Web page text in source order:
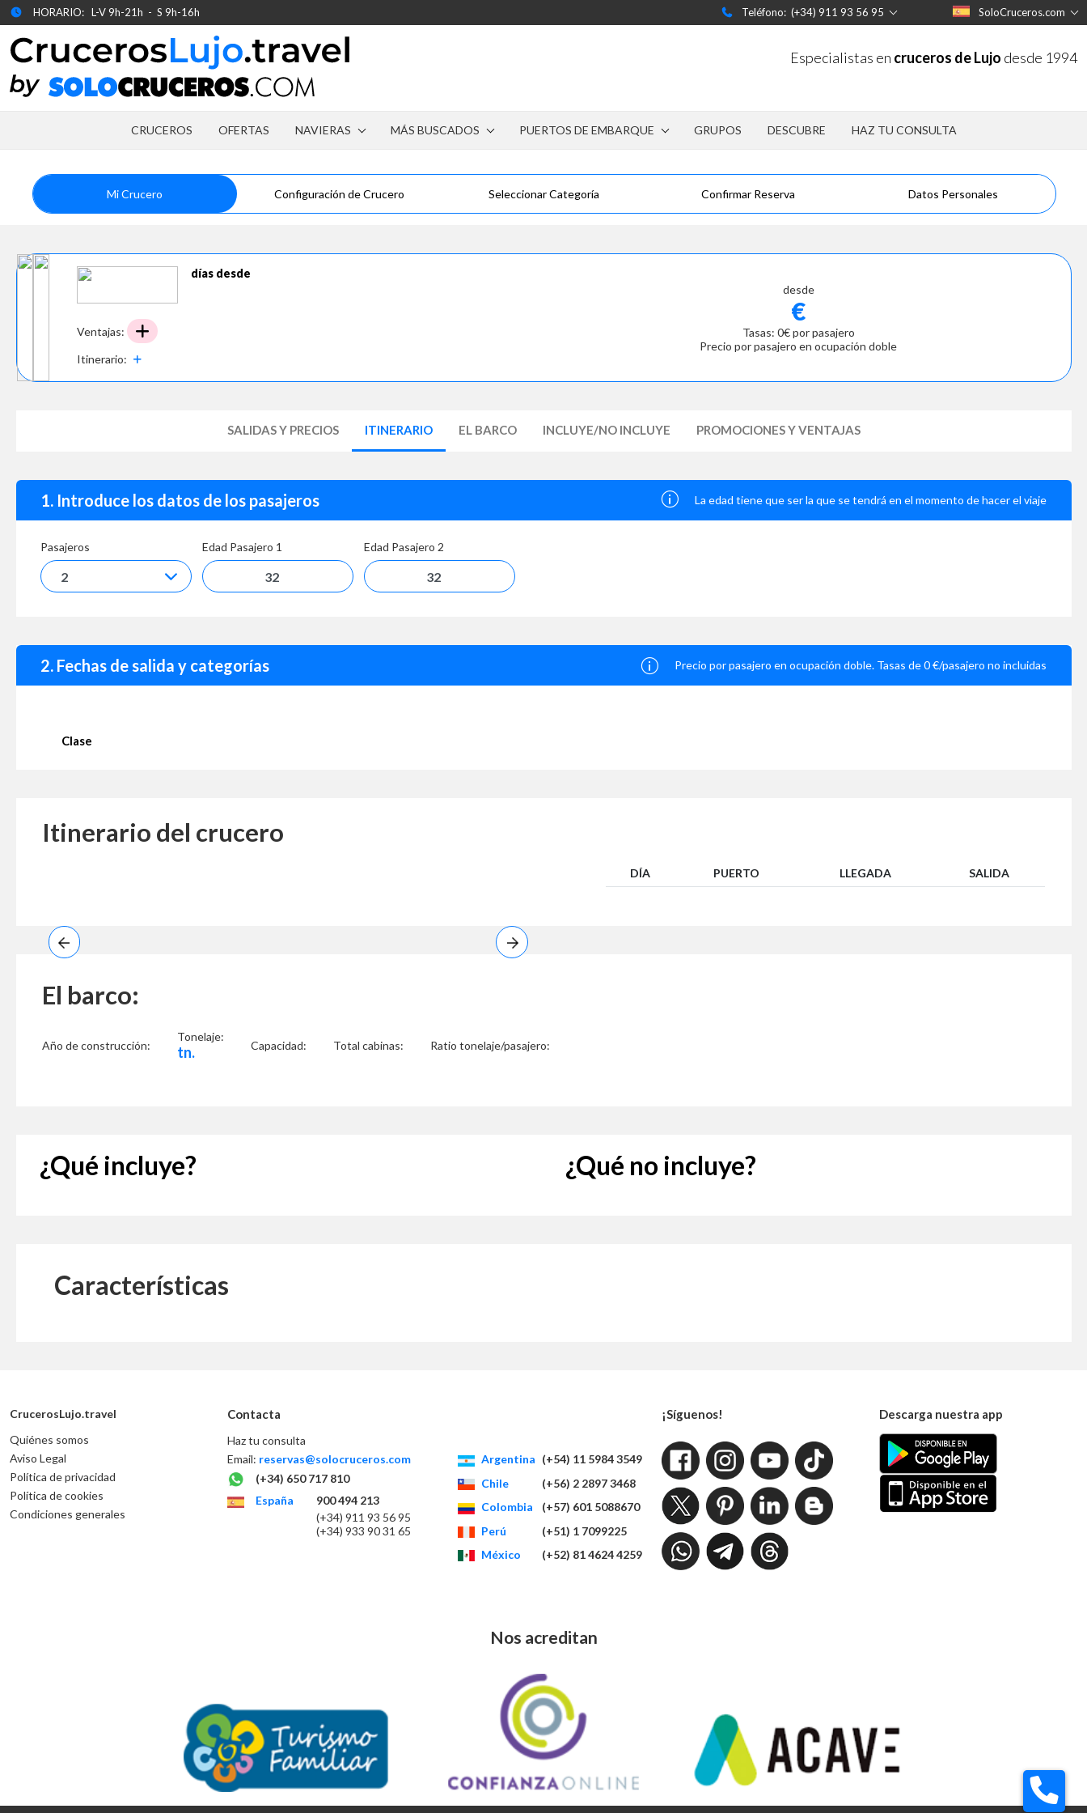
HORARIO: L-V 9h-21h - S 9h-16h Teléfono: (+34) 911 93 56 95 SoloCruceros.com
Especialistas en cruceros de Lujo desde 1994
CRUCEROS OFERTAS NAVIERAS MÁS BUSCADOS PUERTOS DE EMBARQUE GRUPOS DESCUBRE HAZ TU CONSULTA
Mi Crucero Configuración de Crucero Seleccionar Categoría Confirmar Reserva Datos Personales
días desde
Ventajas:
Itinerario:
desde
€
Tasas: 0€ por pasajero
Precio por pasajero en ocupación doble
SALIDAS Y PRECIOS ITINERARIO EL BARCO INCLUYE/NO INCLUYE PROMOCIONES Y VENTAJAS
1. Introduce los datos de los pasajeros La edad tiene que ser la que se tendrá en el momento de hacer el viaje
Pasajeros Edad Pasajero 1 Edad Pasajero 2
2. Fechas de salida y categorías Precio por pasajero en ocupación doble. Tasas de 0 €/pasajero no incluidas
Clase
Itinerario del crucero
DÍA PUERTO LLEGADA SALIDA
El barco:
Año de construcción:
Tonelaje:
tn. Capacidad: Total cabinas: Ratio tonelaje/pasajero:
¿Qué incluye? ¿Qué no incluye?
Características
CrucerosLujo.travel
Quiénes somos
Aviso Legal
Política de privacidad
Política de cookies
Condiciones generales
Contacta
Haz tu consulta
Email: reservas@solocruceros.com
(+34) 650 717 810
España
900 494 213
(+34) 911 93 56 95
(+34) 933 90 31 65
Argentina (+54) 11 5984 3549
Chile
(+56) 2 2897 3468
Colombia
(+57) 601 5088670
Perú
(+51) 1 7099225
México
(+52) 81 4624 4259
¡Síguenos! Descarga nuestra app
Nos acreditan